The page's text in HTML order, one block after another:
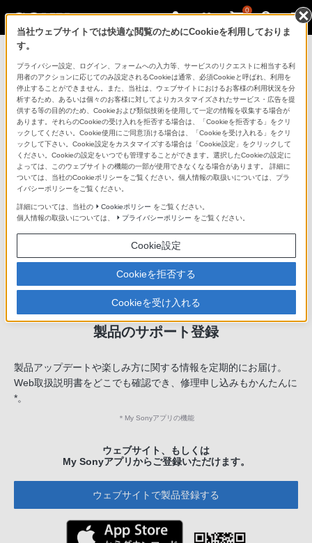
0
「できたらいいな」も
「安心」も
製品のサポート登録
製品アップデートや楽しみ方に関する情報を定期的にお届け。
Web取扱説明書をどこでも確認でき、修理申し込みもかんたんに
*。
＊ My Sonyアプリの機能
ウェブサイト、もしくは
My Sonyアプリからご登録いただけます。
ウェブサイトで製品登録する
当社ウェブサイトでは快適な閲覧のためにCookieを利用しておりま
す。
プライバシー設定、ログイン、フォームへの入力等、サービスのリクエストに相当する利
用者のアクションに応じてのみ設定されるCookieは通常、必須Cookieと呼ばれ、利用を
停止することができません。また、当社は、ウェブサイトにおけるお客様の利用状況を分
析するため、あるいは個々のお客様に対してよりカスタマイズされたサービス・広告を提
供する等の目的のため、Cookieおよび類似技術を使用して一定の情報を収集する場合が
あります。それらのCookieの受け入れを拒否する場合は、「Cookieを拒否する」をクリ
ックしてください。Cookie使用にご同意頂ける場合は、「Cookieを受け入れる」をクリ
ックして下さい。Cookie設定をカスタマイズする場合は「Cookie設定」をクリックして
ください。Cookieの設定をいつでも管理することができます。選択したCookieの設定に
よっては、このウェブサイトの機能の一部が使用できなくなる場合があります。 詳細に
ついては、当社のCookieポリシーをご覧ください。個人情報の取扱いについては、プラ
イバシーポリシーをご覧ください。
詳細については、当社の Cookieポリシー をご覧ください。
個人情報の取扱いについては、
プライバシーポリシー をご覧ください。
Cookie設定
Cookieを拒否する
Cookieを受け入れる